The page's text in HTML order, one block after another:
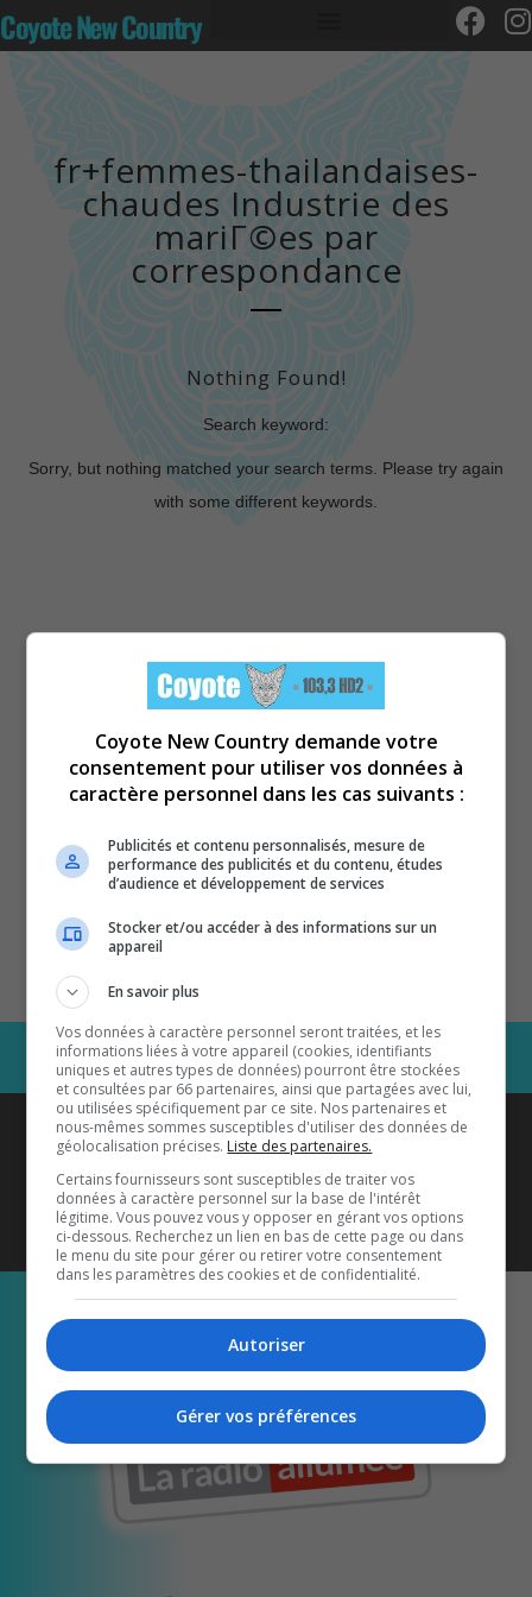
Coyote New Country
fr+femmes-thailandaises-
chaudes Industrie des
mariГ©es par
correspondance
Nothing Found!
Search keyword:
Sorry, but nothing matched your search terms. Please try again
with some different keywords.
Coyote New Countryest diffusé
également sur1033 HD2
Écoutez-nous aussi sur…
Coyote New Country demande votre
consentement pour utiliser vos données à
caractère personnel dans les cas suivants :
Publicités et contenu personnalisés, mesure de
performance des publicités et du contenu, études
d’audience et développement de services
Stocker et/ou accéder à des informations sur un
appareil
En savoir plus
Vos données à caractère personnel seront traitées, et les
informations liées à votre appareil (cookies, identifiants
uniques et autres types de données) pourront être stockées
et consultées par 66 partenaires, ainsi que partagées avec lui,
ou utilisées spécifiquement par ce site. Nos partenaires et
nous-mêmes sommes susceptibles d'utiliser des données de
géolocalisation précises. Liste des partenaires.
Certains fournisseurs sont susceptibles de traiter vos
données à caractère personnel sur la base de l'intérêt
légitime. Vous pouvez vous y opposer en gérant vos options
ci-dessous. Recherchez un lien en bas de cette page ou dans
le menu du site pour gérer ou retirer votre consentement
dans les paramètres des cookies et de confidentialité.
Autoriser
Gérer vos préférences